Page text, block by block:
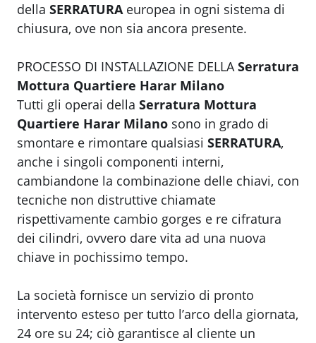
della SERRATURAeuropea in ogni sistema di
chiusura, ove non sia ancora presente.
PROCESSO DI INSTALLAZIONE DELLASerratura
Mottura Quartiere Harar Milano
Tutti gli operai della Serratura Mottura
Quartiere Harar Milano sono in grado di
smontare e rimontare qualsiasi SERRATURA,
anche i singoli componenti interni,
cambiandone la combinazione delle chiavi, con
tecniche non distruttive chiamate
rispettivamente cambio gorges e re cifratura
dei cilindri, ovvero dare vita ad una nuova
chiave in pochissimo tempo.
La società fornisce un servizio di pronto
intervento esteso per tutto l’arco della giornata,
24 ore su 24; ciò garantisce al cliente un